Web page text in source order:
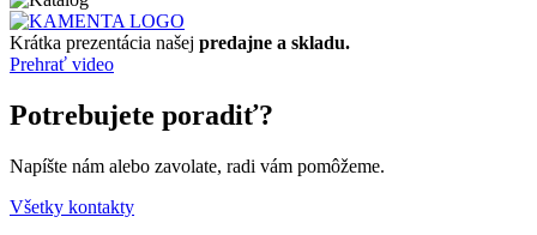
Krátka prezentácia našej predajne a skladu.
Prehrať video
Potrebujete poradiť?
Napíšte nám alebo zavolate, radi vám pomôžeme.
Všetky kontakty